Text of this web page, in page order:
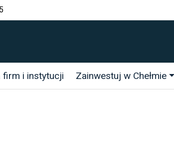
firm i instytucji Zainwestuj w Chełmie